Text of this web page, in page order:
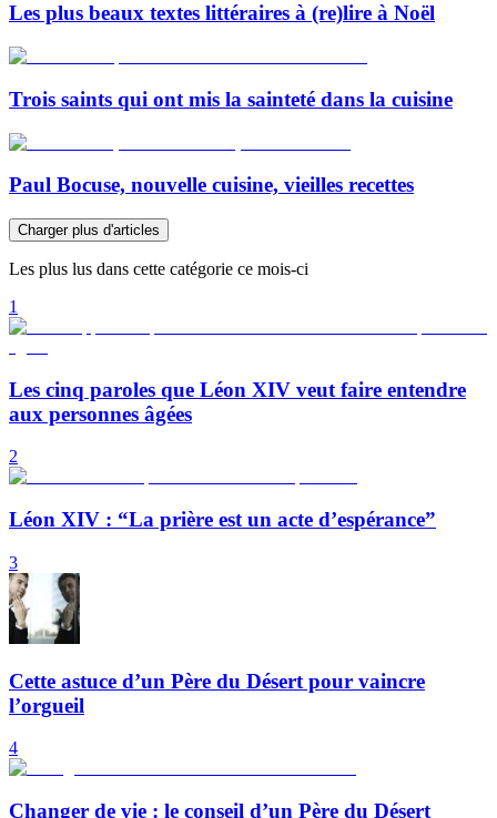
Les plus beaux textes littéraires à (re)lire à Noël
Trois saints qui ont mis la sainteté dans la cuisine
Paul Bocuse, nouvelle cuisine, vieilles recettes
Charger plus d'articles
Les plus lus dans cette catégorie ce mois-ci
1
Les cinq paroles que Léon XIV veut faire entendre
aux personnes âgées
2
Léon XIV : “La prière est un acte d’espérance”
3
Cette astuce d’un Père du Désert pour vaincre
l’orgueil
4
Changer de vie : le conseil d’un Père du Désert